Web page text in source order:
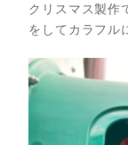
クリスマス製作
をしてカラフル